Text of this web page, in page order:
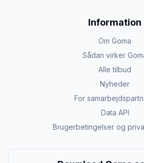
Information
Om Goma
Sådan virker
Alle tilbud
Nyheder
For
Data API
Brugerbetingelser og